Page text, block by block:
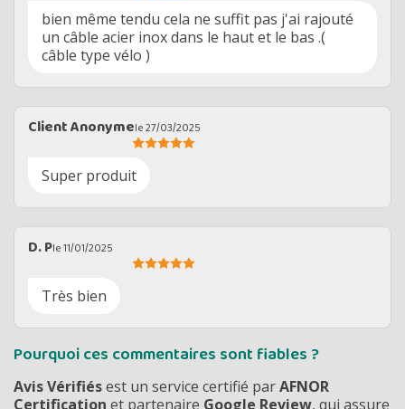
bien même tendu cela ne suffit pas j'ai rajouté
un câble acier inox dans le haut et le bas .(
câble type vélo )
Client Anonymele 27/03/2025
Super produit
D. Ple 11/01/2025
Très bien
Pourquoi ces commentaires sont fiables ?
Avis Vérifiésest un service certifié parAFNOR
Certification et partenaire Google Review, qui assure